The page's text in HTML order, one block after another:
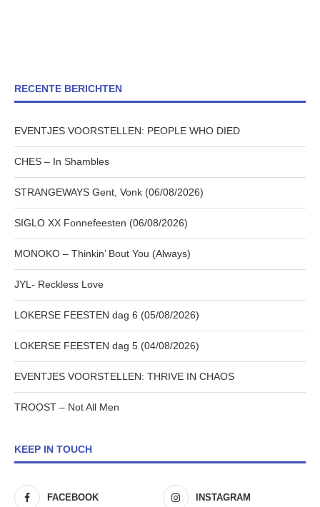
RECENTE BERICHTEN
EVENTJES VOORSTELLEN: PEOPLE WHO DIED
CHES – In Shambles
STRANGEWAYS Gent, Vonk (06/08/2026)
SIGLO XX Fonnefeesten (06/08/2026)
MONOKO – Thinkin’ Bout You (Always)
JYL- Reckless Love
LOKERSE FEESTEN dag 6 (05/08/2026)
LOKERSE FEESTEN dag 5 (04/08/2026)
EVENTJES VOORSTELLEN: THRIVE IN CHAOS
TROOST – Not All Men
KEEP IN TOUCH
FACEBOOK INSTAGRAM